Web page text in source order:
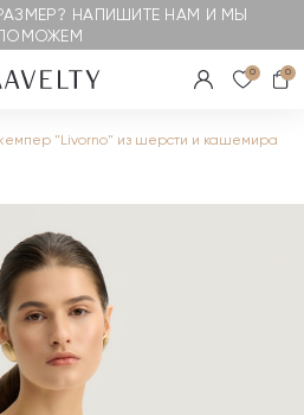
НАПИШИТЕ НАМ И МЫ
ПОМОЖЕМ
0 0
"Livorno" из шерсти и кашемира